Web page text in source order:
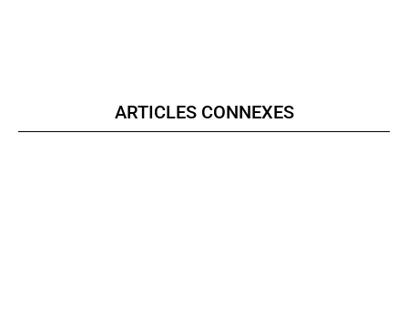
ARTICLES CONNEXES